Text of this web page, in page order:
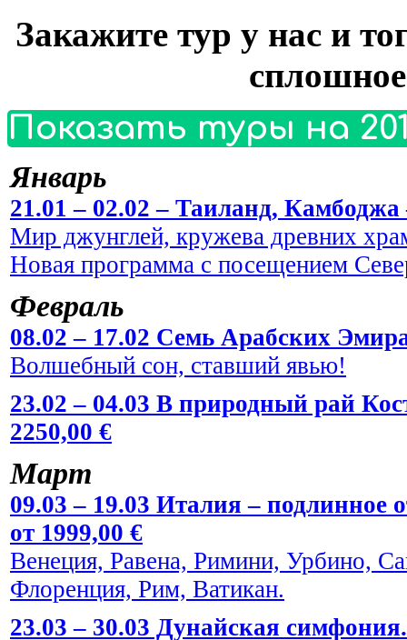
Закажите тур у нас и
Показать туры на
Январь
21.01 – 02.02 – Таиланд,
Мир джунглей, кружева древних
Новая программа с посещением
Февраль
08.02 – 17.02 Семь Арабских
Волшебный сон, ставший явью!
23.02 – 04.03 В природный рай
2250,00 €
Март
09.03 – 19.03 Италия –
от 1999,00 €
Венеция, Равена, Римини, Урбино,
Флоренция, Рим, Ватикан.
23.03 – 30.03 Дунайская